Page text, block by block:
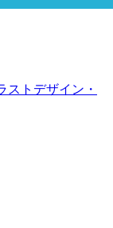
ストデザイン・